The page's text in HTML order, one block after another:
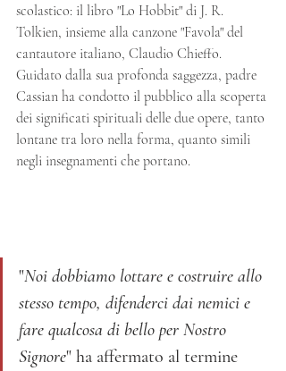
scolastico: il libro "Lo Hobbit" di J. R.
Tolkien, insieme alla canzone "Favola" del
cantautore italiano, Claudio Chieffo.
Guidato dalla sua profonda saggezza, padre
Cassian ha condotto il pubblico alla scoperta
dei significati spirituali delle due opere, tanto
lontane tra loro nella forma, quanto simili
negli insegnamenti che portano.
"Noi dobbiamo lottare e costruire allo
stesso tempo, difenderci dai nemici e
fare qualcosa di bello per Nostro
Signore" ha affermato al termine